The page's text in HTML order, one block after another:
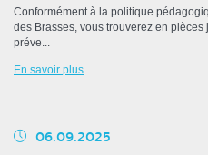
Conformément à la politique
des Brasses, vous trouverez en
préve...
En savoir plus
06.09.2025